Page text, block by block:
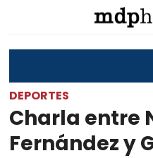
DEPORTES
Charla entre
Fernández y